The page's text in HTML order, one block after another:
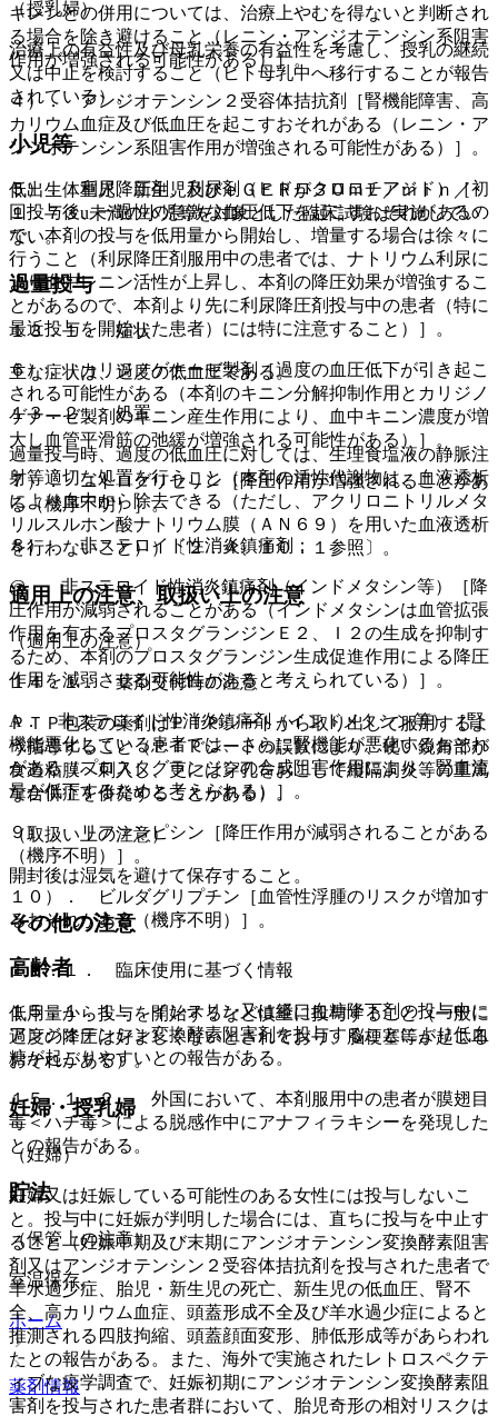
（授乳婦）
治療上の有益性及び母乳栄養の有益性を考慮し、授乳の継続
又は中止を検討すること（ヒト母乳中へ移行することが報告
されている）。
小児等
低出生体重児、新生児及びｅＧＦＲが３０ｍＬ／ｍｉｎ／
１．７３u未満の小児等を対象とした臨床試験は実施してい
ない。
過量投与
１３．１． 症状
主な症状は、過度の低血圧である。
１３．２． 処置
過量投与時、過度の低血圧に対しては、生理食塩液の静脈注
射等適切な処置を行うこと（本剤の活性代謝物は、血液透析
により血中から除去できる（ただし、アクリロニトリルメタ
リルスルホン酸ナトリウム膜（ＡＮ６９）を用いた血液透析
を行わないこと））〔２．４、１０．１参照〕。
適用上の注意、取扱い上の注意
（適用上の注意）
１４．１． 薬剤交付時の注意
ＰＴＰ包装の薬剤はＰＴＰシートから取り出して服用するよ
う指導すること（ＰＴＰシートの誤飲により、硬い鋭角部が
食道粘膜へ刺入し、更には穿孔をおこして縦隔洞炎等の重篤
な合併症を併発することがある）。
（取扱い上の注意）
開封後は湿気を避けて保存すること。
その他の注意
１５．１． 臨床使用に基づく情報
１５．１．１． インスリン又は経口血糖降下剤の投与中に
アンジオテンシン変換酵素阻害剤を投与することにより低血
糖が起こりやすいとの報告がある。
１５．１．２． 外国において、本剤服用中の患者が膜翅目
毒＜ハチ毒＞による脱感作中にアナフィラキシーを発現した
との報告がある。
貯法
（保管上の注意）
室温保存。
ホーム
薬剤情報
キレンとの併用については、治療上やむを得ないと判断され
る場合を除き避けること（レニン・アンジオテンシン系阻害
作用が増強される可能性がある）］。
４）． アンジオテンシン２受容体拮抗剤［腎機能障害、高
カリウム血症及び低血圧を起こすおそれがある（レニン・ア
ンジオテンシン系阻害作用が増強される可能性がある）］。
５）． 利尿降圧剤、利尿剤（ヒドロクロロチアジド）［初
回投与後、一過性の急激な血圧低下を起こすおそれがあるの
で、本剤の投与を低用量から開始し、増量する場合は徐々に
行うこと（利尿降圧剤服用中の患者では、ナトリウム利尿に
より血中レニン活性が上昇し、本剤の降圧効果が増強するこ
とがあるので、本剤より先に利尿降圧剤投与中の患者（特に
最近投与を開始した患者）には特に注意すること）］。
６）． カリジノゲナーゼ製剤［過度の血圧低下が引き起こ
される可能性がある（本剤のキニン分解抑制作用とカリジノ
ゲナーゼ製剤のキニン産生作用により、血中キニン濃度が増
大し血管平滑筋の弛緩が増強される可能性がある）］。
７）． ニトログリセリン［降圧作用が増強されることがあ
る（機序不明）］。
８）． 非ステロイド性消炎鎮痛剤：
@． 非ステロイド性消炎鎮痛剤（インドメタシン等）［降
圧作用が減弱されることがある（インドメタシンは血管拡張
作用を有するプロスタグランジンＥ２、Ｉ２の生成を抑制す
るため、本剤のプロスタグランジン生成促進作用による降圧
作用を減弱させる可能性があると考えられている）］。
A． 非ステロイド性消炎鎮痛剤（インドメタシン等）［腎
機能悪化している患者では、さらに腎機能が悪化するおそれ
がある（プロスタグランジンの合成阻害作用により、腎血流
量が低下するためと考えられる）］。
９）． リファンピシン［降圧作用が減弱されることがある
（機序不明）］。
１０）． ビルダグリプチン［血管性浮腫のリスクが増加す
るおそれがある（機序不明）］。
高齢者
低用量から投与を開始するなど慎重に投与すること（一般に
過度の降圧は好ましくないとされており、脳梗塞等が起こる
おそれがある）。
妊婦・授乳婦
（妊婦）
妊婦又は妊娠している可能性のある女性には投与しないこ
と。投与中に妊娠が判明した場合には、直ちに投与を中止す
ること（妊娠中期及び末期にアンジオテンシン変換酵素阻害
剤又はアンジオテンシン２受容体拮抗剤を投与された患者で
羊水過少症、胎児・新生児の死亡、新生児の低血圧、腎不
全、高カリウム血症、頭蓋形成不全及び羊水過少症によると
推測される四肢拘縮、頭蓋顔面変形、肺低形成等があらわれ
たとの報告がある。また、海外で実施されたレトロスペクテ
ィブな疫学調査で、妊娠初期にアンジオテンシン変換酵素阻
害剤を投与された患者群において、胎児奇形の相対リスクは